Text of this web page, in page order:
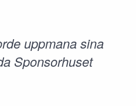
uppmana sina
Sponsorhuset